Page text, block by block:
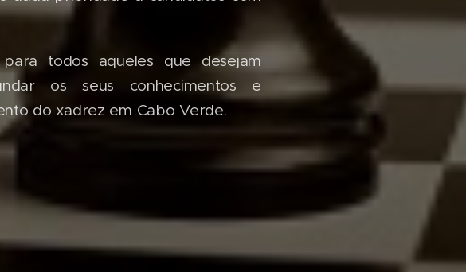
todos aqueles que desejam
os seus conhecimentos e
do xadrez em Cabo Verde.